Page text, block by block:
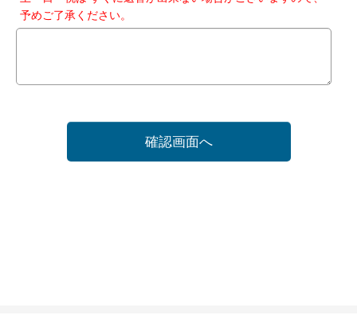
予めご了承ください。
確認画面へ